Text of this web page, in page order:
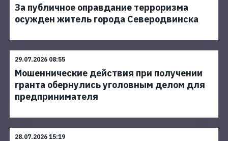
За публичное оправдание терроризма
осужден житель города Северодвинска
29.07.2026 08:55
Мошеннические действия при получении
гранта обернулись уголовным делом для
предпринимателя
28.07.2026 15:19